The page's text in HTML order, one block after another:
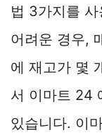
법 3가지를 사
어려운 경우,
에 재고가 몇
서 이마트 24
있습니다. 이